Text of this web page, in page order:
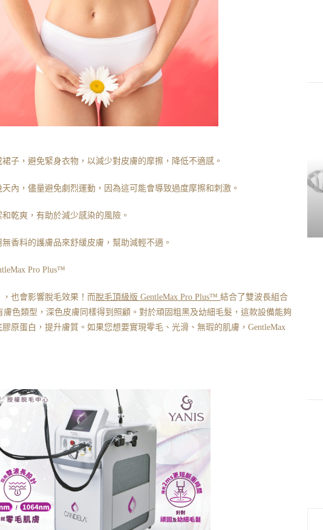
子，避免緊身衣物，以減少對皮膚的摩擦，降低不適感。
內，儘量避免劇烈運動，因為這可能會導致過度摩擦和刺激。
和乾爽 ，有助於減少感染的風險。
香料的護膚品來舒緩皮膚，幫助減輕不適。
Pro Plus™️
，也會影響脫毛效果！而脫毛頂級版 GentleMax Pro Plus™️ 結合了雙波長組合
膚色類型，深色皮膚同樣得到照顧。對於頑固粗黑及幼細毛髮，這款設備能夠
原蛋白，提升膚質。如果您想要實現零毛、光滑、無瑕的肌膚，GentleMax